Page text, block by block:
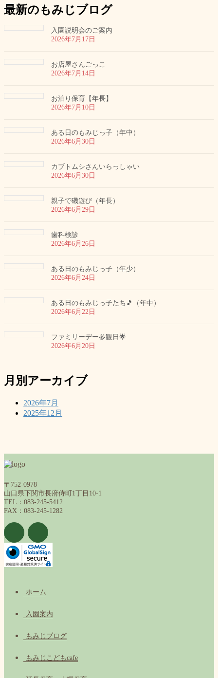
最新のもみじブログ
入園説明会のご案内
2026年7月17日
お店屋さんごっこ
2026年7月14日
お泊り保育【年長】
2026年7月10日
ある日のもみじっ子（年中）
2026年6月30日
カブトムシさんいらっしゃい
2026年6月30日
親子で磯遊び（年長）
2026年6月29日
歯科検診
2026年6月26日
ある日のもみじっ子（年少）
2026年6月24日
ある日のもみじっ子たち🎵（年中）
2026年6月22日
ファミリーデー参観日🌟
2026年6月20日
月別アーカイブ
2026年7月
2025年12月
〒752-0978
山口県下関市長府侍町1丁目10-1
TEL：083-245-5412
FAX：083-245-1282
ホーム
入園案内
もみじブログ
もみじこどもcafe